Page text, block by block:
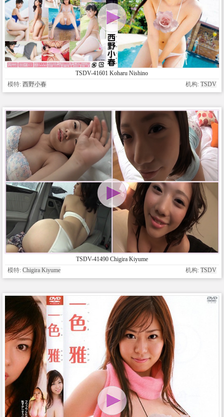
TSDV-41601 Koharu Nishino
模特: 西野小春 机构: TSDV
TSDV-41490 Chigira Kiyume
模特: Chigira Kiyume 机构: TSDV